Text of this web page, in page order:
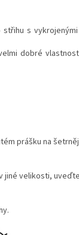
s
dobré
prášku na
jiné velikosti,